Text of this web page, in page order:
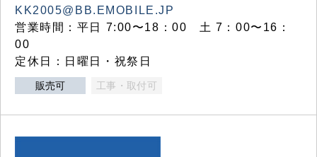
KK2005@BB.EMOBILE.JP
営業時間：平日 7:00〜18：00 土 7：00〜16：
00
定休日：日曜日・祝祭日
販売可 工事・取付可